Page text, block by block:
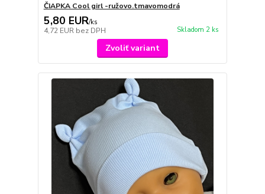
ČIAPKA Cool girl -ružovo.tmavomodrá
5,80 EUR/ks
4,72 EUR bez DPH Skladom 2 ks
Zvoliť variant